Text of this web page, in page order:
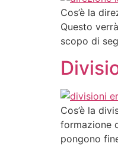
Cos’è la
Questo
scopo di
Cos’è la
formazione
pongono